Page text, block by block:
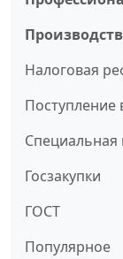
Налоговая
Поступление
Специальная
Госзакупки
ГОСТ
Популярное